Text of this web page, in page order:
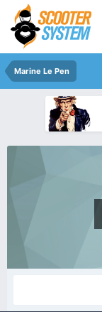
Marine Le Pen